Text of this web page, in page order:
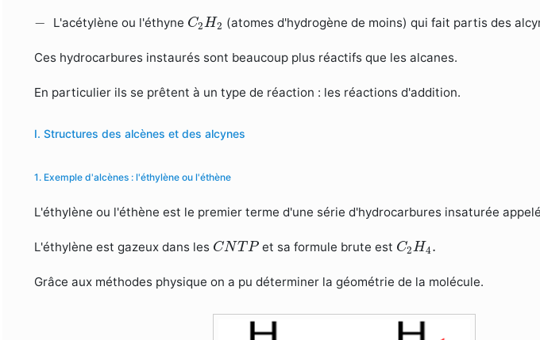
− L'acétylène ou l'éthyne C2H2
C 2H (atomes d'hydrogène de moins) qui fait partis des
Ces hydrocarbures instaurés sont beaucoup plus réactifs que les alcanes.
En particulier ils se prêtent à un type de réaction : les réactions d'addition.
I. Structures des alcènes et des alcynes
1. Exemple d'alcènes : l'éthylène ou l'éthène
L'éthylène ou l'éthène est le premier terme d'une série d'hydrocarbures insaturée
L'éthylène est gazeux dans les CNT P
CNTP et sa formule brute est C2H4.
C2H
Grâce aux méthodes physique on a pu déterminer la géométrie de la molécule.